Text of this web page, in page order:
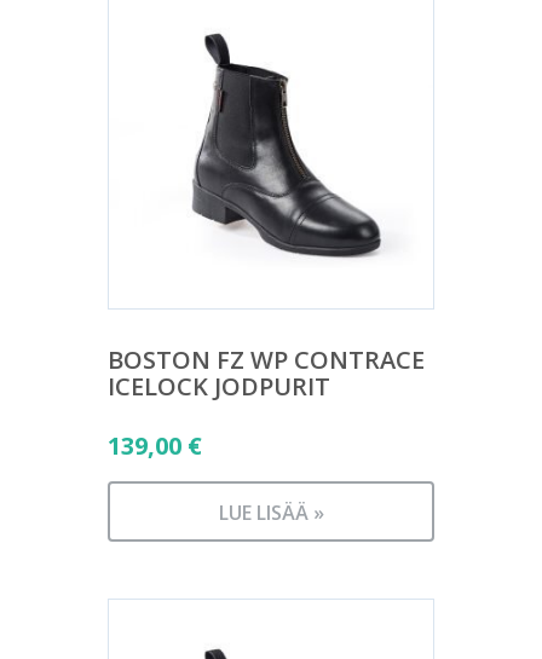
BOSTON FZ WP CONTRACE
ICELOCK JODPURIT
139,00 €
LUE LISÄÄ »